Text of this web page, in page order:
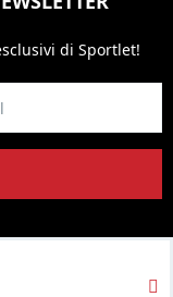
di Sportlet!